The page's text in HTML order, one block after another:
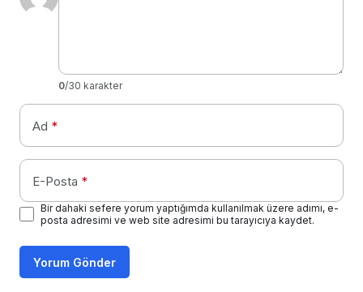
0/30 karakter
Ad *
E-Posta *
Bir dahaki sefere yorum yaptığımda kullanılmak üzere adımı, e-
posta adresimi ve web site adresimi bu tarayıcıya kaydet.
Yorum Gönder